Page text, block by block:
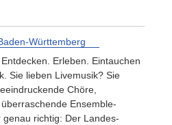
Württemberg
Entdecken. Erleben. Eintauchen
Sie lieben Livemusik? Sie
Chöre,
Ensemble-
richtig: Der Landes-